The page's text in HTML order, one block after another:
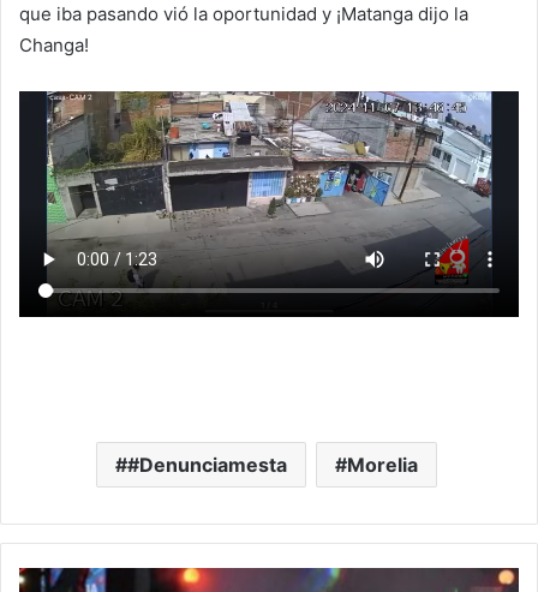
que iba pasando vió la oportunidad y ¡Matanga dijo la
Changa!
#Denunciamesta Morelia
#CDMX